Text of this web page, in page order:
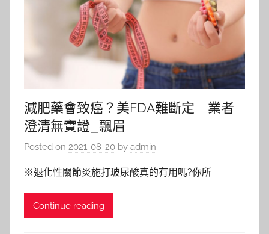
減肥藥會致癌？美FDA難斷定 業者
澄清無實證_飄眉
Posted on 2021-08-20 by admin
※退化性關節炎施打玻尿酸真的有用嗎?你所
Continue reading